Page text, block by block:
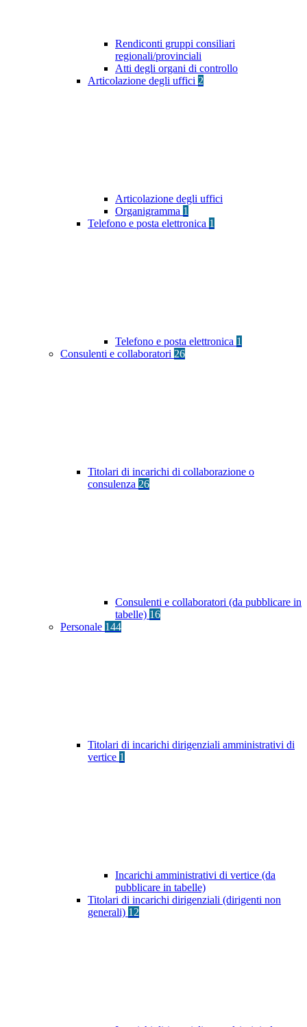
Rendiconti gruppi consiliari
regionali/provinciali
Atti degli organi di controllo
Articolazione degli uffici 2
Articolazione degli uffici
Organigramma 1
Telefono e posta elettronica 1
Telefono e posta elettronica 1
Consulenti e collaboratori 26
Titolari di incarichi di collaborazione o
consulenza 26
Consulenti e collaboratori (da pubblicare in
tabelle) 16
Personale 144
Titolari di incarichi dirigenziali amministrativi di
vertice 1
Incarichi amministrativi di vertice (da
pubblicare in tabelle)
Titolari di incarichi dirigenziali (dirigenti non
generali) 12